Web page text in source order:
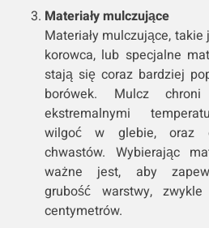
Materiały mulczujące
Materiały mulczujące, takie
korowca, lub specjalne
stają się coraz bardziej
borówek. Mulcz
ekstremalnymi
wilgoć w glebie, oraz
chwastów. Wybierając
ważne jest, aby
grubość warstwy,
centymetrów.